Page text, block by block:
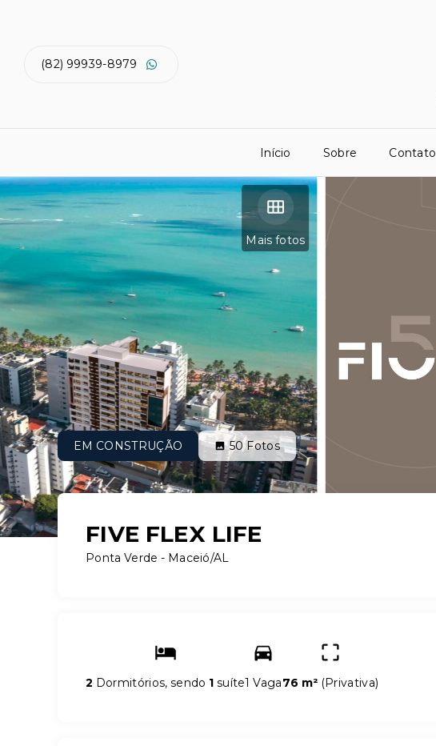
(82) 99939-8979
Início Sobre Contato
Mais fotos
EM CONSTRUÇÃO 50Fotos
FIVE FLEX LIFE
Ponta Verde - Maceió/AL
2 Dormitórios, sendo 1 suíte1 Vaga76 m² (Privativa)